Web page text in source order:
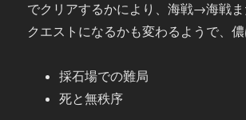
でクリアするかにより、海戦→海戦
クエストになるかも変わるようで、
採石場での難局
死と無秩序